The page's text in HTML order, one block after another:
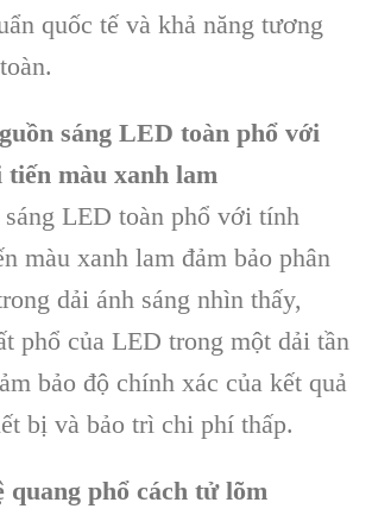
quốc tế và khả năng tương
sáng LED toàn phổ với
tiến màu xanh lam
LED toàn phổ với tính
màu xanh lam đảm bảo phân
dải ánh sáng nhìn thấy,
phổ của LED trong một dải tần
bảo độ chính xác của kết quả
bị và bảo trì chi phí thấp.
quang phổ cách tử lõm